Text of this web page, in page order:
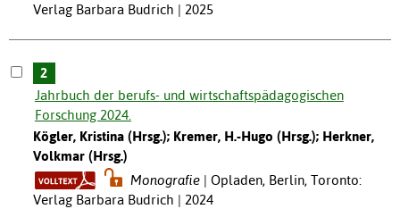
Verlag Barbara Budrich | 2025
2
Jahrbuch der berufs- und wirtschaftspädagogischen
Forschung 2024.
Kögler, Kristina (Hrsg.); Kremer, H.-Hugo (Hrsg.); Herkner,
Volkmar (Hrsg.)
Monografie
Opladen, Berlin, Toronto:
Verlag Barbara Budrich | 2024